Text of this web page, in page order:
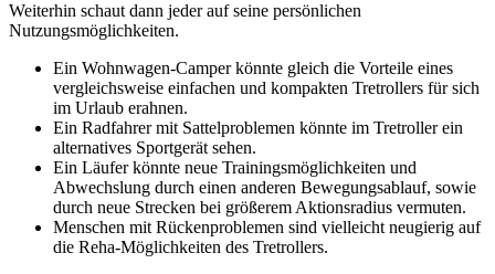
Weiterhin schaut dann jeder auf seine persönlichen
Nutzungsmöglichkeiten.
Ein Wohnwagen-Camper könnte gleich die Vorteile eines
vergleichsweise einfachen und kompakten Tretrollers für sich
im Urlaub erahnen.
Ein Radfahrer mit Sattelproblemen könnte im Tretroller ein
alternatives Sportgerät sehen.
Ein Läufer könnte neue Trainingsmöglichkeiten und
Abwechslung durch einen anderen Bewegungsablauf, sowie
durch neue Strecken bei größerem Aktionsradius vermuten.
Menschen mit Rückenproblemen sind vielleicht neugierig auf
die Reha-Möglichkeiten des Tretrollers.